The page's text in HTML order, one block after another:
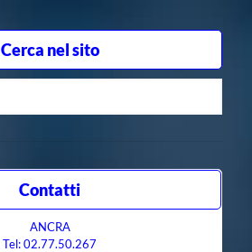
Cerca nel sito
Contatti
ANCRA
Tel: 02.77.50.267